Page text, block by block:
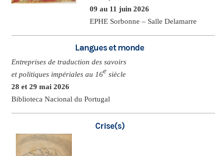
09 au 11 juin 2026
EPHE Sorbonne – Salle Delamarre
Langues et monde
Entreprises de traduction des savoirs
et politiques impériales au 16e siècle
28 et 29 mai 2026
Biblioteca Nacional du Portugal
Crise(s)